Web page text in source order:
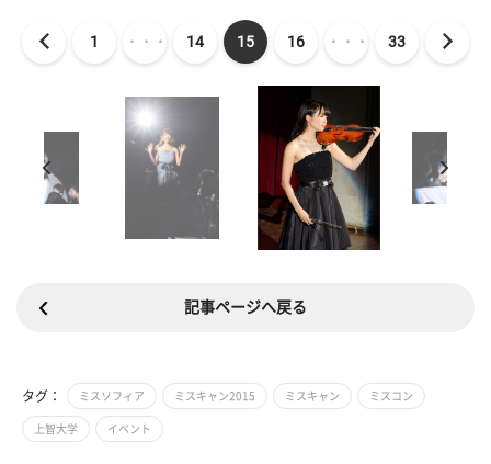
1 ・・・ 14 15 16 ・・・ 33
記事ページへ戻る
タグ： ミスソフィア ミスキャン2015 ミスキャン ミスコン
上智大学 イベント